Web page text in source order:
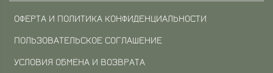
ОФЕРТА И ПОЛИТИКА КОНФИДЕНЦИАЛЬНОСТИ
ПОЛЬЗОВАТЕЛЬСКОЕ СОГЛАШЕНИЕ
УСЛОВИЯ ОБМЕНА И ВОЗВРАТА